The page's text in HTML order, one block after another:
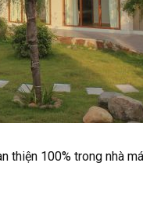
thiện 100% trong nhà